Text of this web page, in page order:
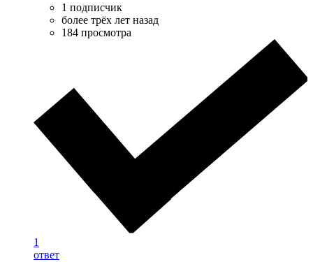
1 подписчик
более трёх лет назад
184 просмотра
1
ответ